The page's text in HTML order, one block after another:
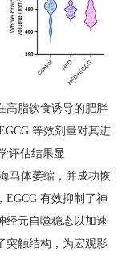
高脂饮食诱导的肥胖
等效剂量对其进
评估结果显
马体萎缩，并成功恢
EGCG 有效抑制了神
经元自噬稳态以加速
突触结构，为宏观影